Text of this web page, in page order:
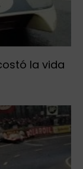
la vida